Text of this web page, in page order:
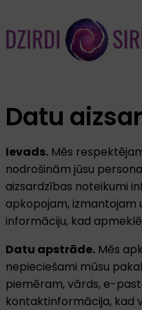
Datu
Ievads. Mēs
nodrošinām jūsu
aizsardzības noteikumi
apkopojam, izmantojam
informāciju, kad
Datu apstrāde. Mēs
nepieciešami mūsu
piemēram, vārds, e-
kontaktinformācija, kad